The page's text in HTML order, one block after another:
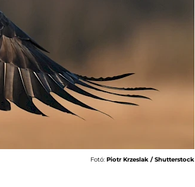
Fotó: Piotr Krzeslak / Shutterstock